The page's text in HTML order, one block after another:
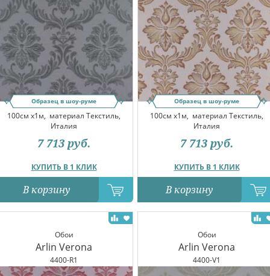
Образец в шоу-руме
100см x1м, материал Текстиль,
Италия
КУПИТЬ В 1 КЛИК
7 713 руб.
В корзину
Образец в шоу-руме
100см x1м, материал Текстиль,
Италия
КУПИТЬ В 1 КЛИК
7 713 руб.
В корзину
Обои
Arlin Verona
4400-R1
Обои
Arlin Verona
4400-V1